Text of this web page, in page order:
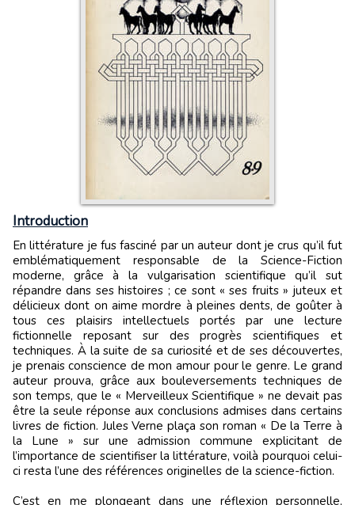
Introduction
En littérature je fus fasciné par un auteur dont je crus qu’il fut
emblématiquement responsable de la Science-Fiction
moderne, grâce à la vulgarisation scientifique qu’il sut
répandre dans ses histoires ; ce sont « ses fruits » juteux et
délicieux dont on aime mordre à pleines dents, de goûter à
tous ces plaisirs intellectuels portés par une lecture
fictionnelle reposant sur des progrès scientifiques et
techniques. À la suite de sa curiosité et de ses découvertes,
je prenais conscience de mon amour pour le genre. Le grand
auteur prouva, grâce aux bouleversements techniques de
son temps, que le « Merveilleux Scientifique » ne devait pas
être la seule réponse aux conclusions admises dans certains
livres de fiction. Jules Verne plaça son roman « De la Terre à
la Lune » sur une admission commune explicitant de
l’importance de scientifiser la littérature, voilà pourquoi celui-
ci resta l’une des références originelles de la science-fiction.
C’est en me plongeant dans une réflexion personnelle,